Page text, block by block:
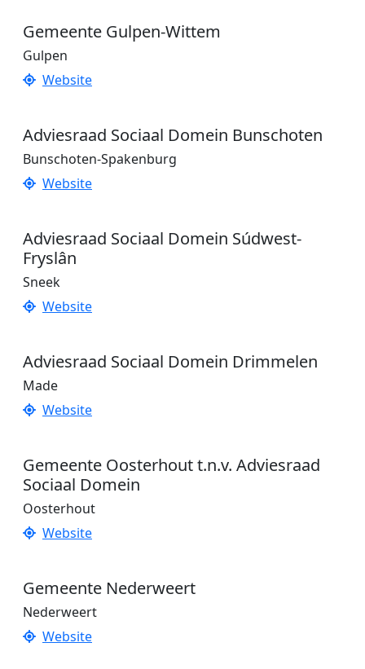
Gemeente Gulpen-Wittem
Gulpen
Website
Adviesraad Sociaal Domein Bunschoten
Bunschoten-Spakenburg
Website
Adviesraad Sociaal Domein Súdwest-
Fryslân
Sneek
Website
Adviesraad Sociaal Domein Drimmelen
Made
Website
Gemeente Oosterhout t.n.v. Adviesraad
Sociaal Domein
Oosterhout
Website
Gemeente Nederweert
Nederweert
Website